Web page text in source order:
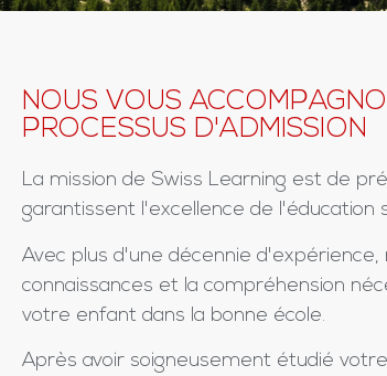
NOUS VOUS
PROCESSUS D'ADMISSION
La mission de Swiss Learning est de
garantissent l'excellence de l'éducation
Avec plus d'une décennie
connaissances et la compréhension
votre enfant dans la bonne école.
Après avoir soigneusement étudié